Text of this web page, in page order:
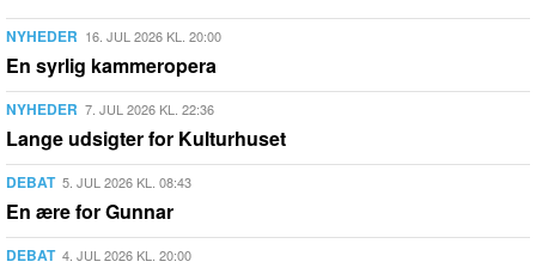
NYHEDER 16. JUL 2026 KL. 20:00
En syrlig kammeropera
NYHEDER 7. JUL 2026 KL. 22:36
Lange udsigter for Kulturhuset
DEBAT 5. JUL 2026 KL. 08:43
En ære for Gunnar
DEBAT 4. JUL 2026 KL. 20:00